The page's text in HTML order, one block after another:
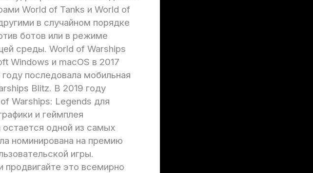
World of Tanks и World of
в случайном порядке
ботов или в режиме
среды. World of Warships
Windows и macOS в 2017
последовала мобильная
Blitz. В 2019 году
Warships: Legends для
и геймплея
одной из самых
номинирована на премию
игры.
продвигайте это всемирно